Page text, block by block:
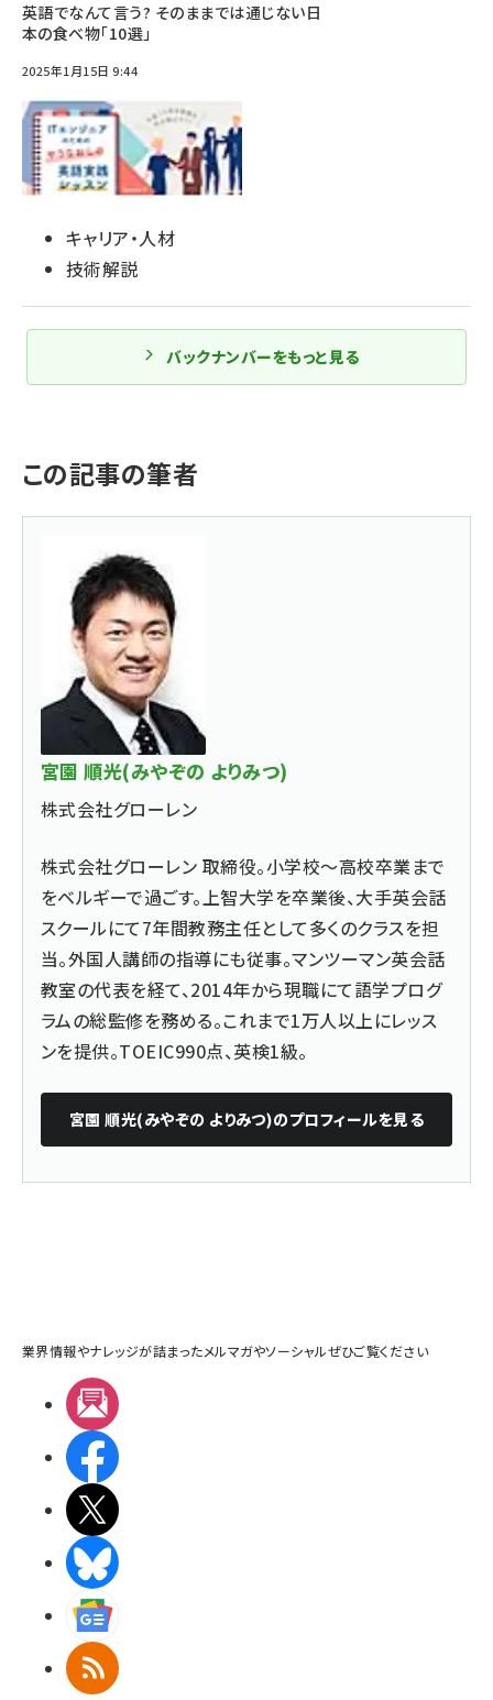
英語でなんて言う? そのままでは通じない日
本の食べ物「10選」
2025年1月15日 9:44
キャリア・人材
技術解説
バックナンバーをもっと見る
この記事の筆者
宮園 順光(みやぞの よりみつ)
株式会社グローレン
株式会社グローレン 取締役。小学校〜高校卒業まで
をベルギーで過ごす。上智大学を卒業後、大手英会話
スクールにて7年間教務主任として多くのクラスを担
当。外国人講師の指導にも従事。マンツーマン英会話
教室の代表を経て、2014年から現職にて語学プログ
ラムの総監修を務める。これまで1万人以上にレッス
ンを提供。TOEIC990点、英検1級。
宮園 順光(みやぞの よりみつ)のプロフィールを見る
業界情報やナレッジが詰まったメルマガやソーシャルぜひご覧ください
RSS